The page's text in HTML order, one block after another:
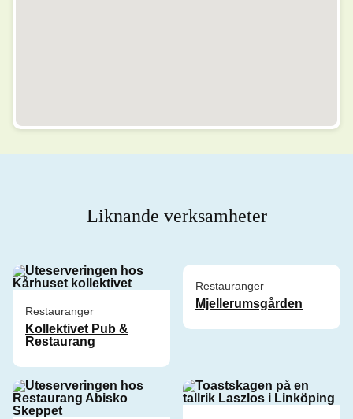
Liknande verksamheter
Restauranger
Kollektivet Pub &
Restaurang
Restauranger
Mjellerumsgården